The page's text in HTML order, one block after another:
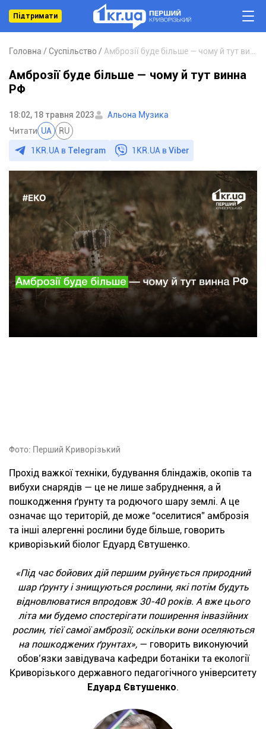
Підтримати
Головна Суспільство
Амброзії буде більше — чому й тут винна
РФ
18:02, 18 травня 2023
Альона Музика
Читати UA RU
1KR.UA в Telegram 1KR.UA вViber
Фото: Перший Криворізький
Прохід важкої техніки, будування бліндажів, окопів та
вибухи снарядів — це не лише забруднення, а й
пошкодження ґрунту та родючого шару землі. А це
означає що територій, де може “оселитися” амброзія
та інші алергенні рослини буде більше, говорить
криворізький біолог Едуард Євтушенко.
«Під час бойових дій першим руйнується природний
шар ґрунту і знищуються рослини, які потім будуть
відновлюватися впродовж 30-40 років. А вже цього
літа ми будемо спостерігати поширення інвазійних
рослин, тієї самої амброзії, оскільки вони оселяються
на пошкоджених ґрунтах»,— говорить виконуючий
обов’язки завідувача кафедри ботаніки та екології
Криворізького державного педагогічного університету
Едуард Євтушенко.